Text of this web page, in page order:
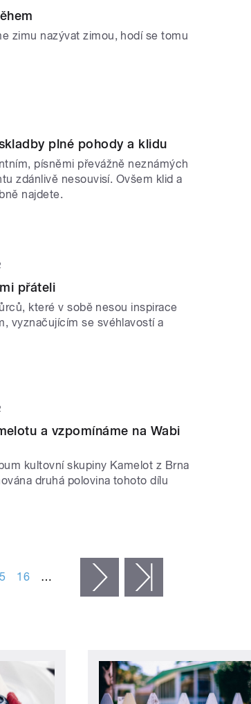
zimu nazývat zimou, hodí se tomu
plné pohody a klidu
písněmi převážně neznámých
zdánlivě nesouvisí. Ovšem klid a
najdete.
přáteli
které v sobě nesou inspirace
vyznačujícím se svéhlavostí a
a vzpomínáme na Wabi
kultovní skupiny Kamelot z Brna
druhá polovina tohoto dílu
16 … následující ›